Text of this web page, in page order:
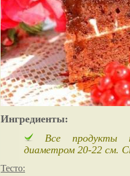
Ингредиенты:
Все продукты
диаметром 20-22 см.
Тесто: